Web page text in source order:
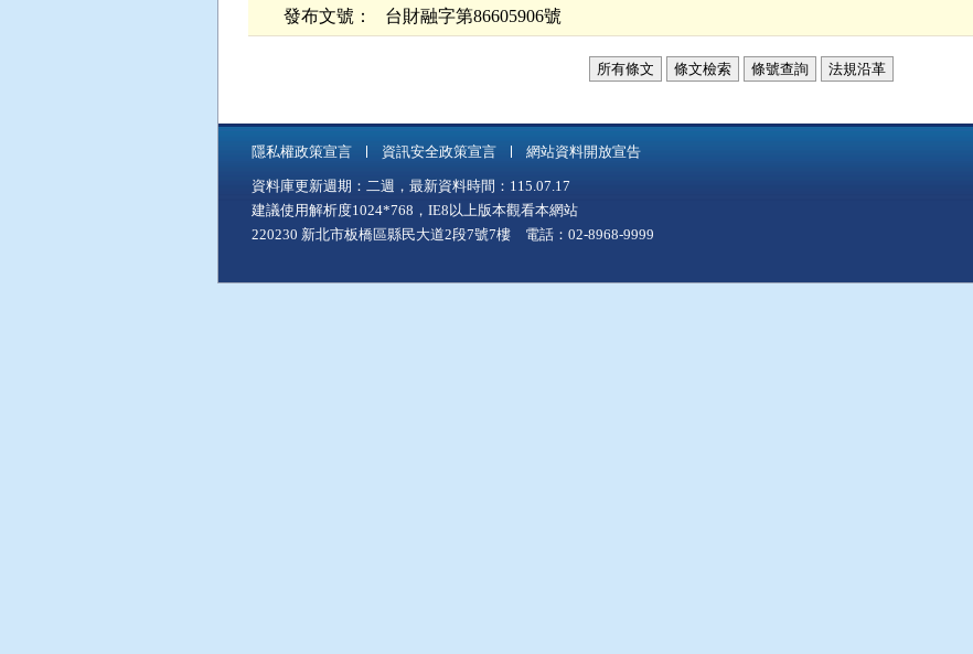
發布文號： 台財融字第86605906號
所有條文 條文檢索 條號查詢 法規沿革
隱私權政策宣言 資訊安全政策宣言 網站資料開放宣告
資料庫更新週期：二週，最新資料時間：115.07.17
建議使用解析度1024*768，IE8以上版本觀看本網站
220230 新北市板橋區縣民大道2段7號7樓 電話：02-8968-9999